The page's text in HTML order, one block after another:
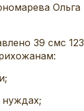
Ольга
39 смс 123